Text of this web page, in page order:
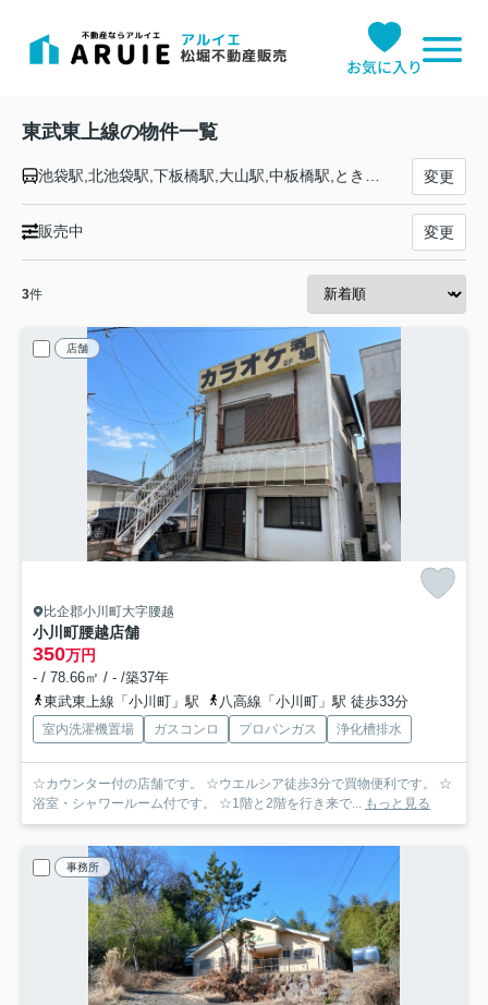
お気に入り
東武東上線の物件一覧
池袋駅,北池袋駅,下板橋駅,大山駅,中板橋駅,ときわ台駅,上板橋駅,東武練馬駅,下赤塚駅,成増駅,和光市駅,朝霞駅,朝霞台駅,志木駅,柳瀬川駅,みずほ台駅,鶴瀬駅,ふじみ野駅,上福岡駅,新河岸駅,川越駅,川越市駅,霞ヶ関駅,鶴ヶ島駅,若葉駅,坂戸駅,北坂戸駅,高坂駅,東松山駅,森林公園駅,つきのわ駅,武蔵嵐山駅,小川町駅,東武竹沢駅,みなみ寄居駅,男衾駅,鉢形駅,玉淀駅,寄居駅 変更
販売中 変更
3件
店舗
比企郡小川町大字腰越
小川町腰越店舗
350万円
- / 78.66㎡ / - /築37年
東武東上線「小川町」駅
八高線「小川町」駅 徒歩33分
室内洗濯機置場 ガスコンロ プロパンガス 浄化槽排水
☆カウンター付の店舗です。 ☆ウエルシア徒歩3分で買物便利です。 ☆
浴室・シャワールーム付です。 ☆1階と2階を行き来で... もっと見る
事務所